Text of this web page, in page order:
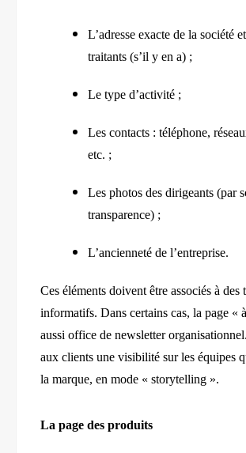
L’adresse exacte de la société
traitants (s’il y en a) ;
Le type d’activité ;
Les contacts : téléphone,
etc. ;
Les photos des dirigeants (par
transparence) ;
L’ancienneté de l’entreprise.
Ces éléments doivent être associés à des
informatifs. Dans certains cas, la page «
aussi office de newsletter
aux clients une visibilité sur les équipes
la marque, en mode « storytelling ».
La page des produits